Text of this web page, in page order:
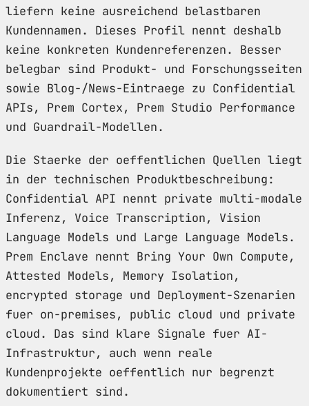
liefern keine ausreichend belastbaren
Kundennamen. Dieses Profil nennt deshalb
keine konkreten Kundenreferenzen. Besser
belegbar sind Produkt- und Forschungsseiten
sowie Blog-/News-Eintraege zu Confidential
APIs, Prem Cortex, Prem Studio Performance
und Guardrail-Modellen.
Die Staerke der oeffentlichen Quellen liegt
in der technischen Produktbeschreibung:
Confidential API nennt private multi-modale
Inferenz, Voice Transcription, Vision
Language Models und Large Language Models.
Prem Enclave nennt Bring Your Own Compute,
Attested Models, Memory Isolation,
encrypted storage und Deployment-Szenarien
fuer on-premises, public cloud und private
cloud. Das sind klare Signale fuer AI-
Infrastruktur, auch wenn reale
Kundenprojekte oeffentlich nur begrenzt
dokumentiert sind.